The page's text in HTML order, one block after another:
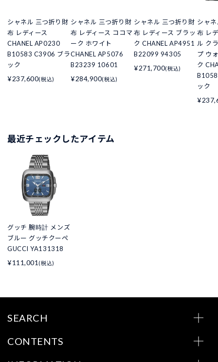
シャネル 三つ折り財
布 レディース
CHANEL AP0230
B10583 C3906 ブラ
ック
¥237,600(税込)
シャネル 三つ折り財
布 レディース ココマ
ーク ホワイト
CHANEL AP5076
B23239 10601
¥284,900(税込)
シャネル 三つ折り財
布 レディース ブラッ
ク CHANEL AP4951
B22099 94305
¥271,700(税込)
シャ
布 レ
ル ク
プ ウ
ク
ック
最近チェックしたアイテム
グッチ 腕時計 メンズ
ブルー グッチクーペ
GUCCI YA131318
¥111,001 (税込)
SEARCH
CONTENTS